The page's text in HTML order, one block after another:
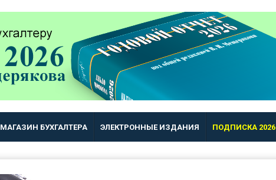
МАГАЗИН БУХГАЛТЕРА ЭЛЕКТРОННЫЕ ИЗДАНИЯ ПОДПИСКА 2026